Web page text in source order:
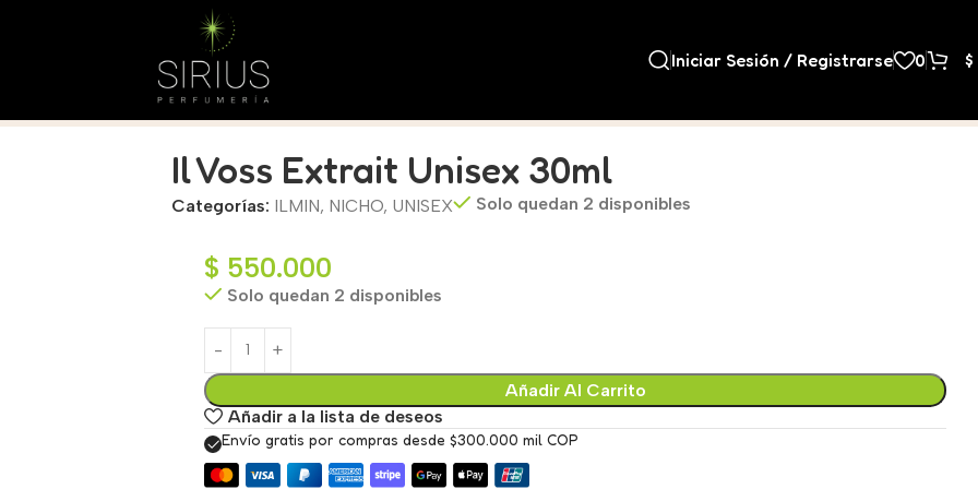
Iniciar Sesión / Registrarse 0 $
Il Voss Extrait Unisex 30ml
Categorías: ILMIN, NICHO, UNISEX Solo quedan 2 disponibles
$ 550.000
Solo quedan 2 disponibles
Añadir Al Carrito
Añadir a la lista de deseos
Envío gratis por compras desde $300.000 mil COP